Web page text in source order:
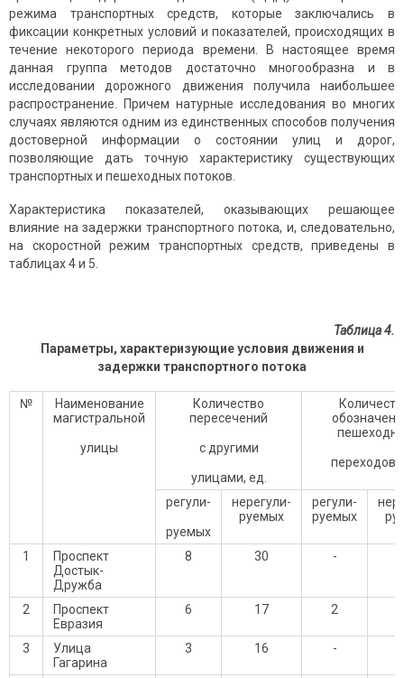
режима транспортных средств, которые заключались в
фиксации конкретных ус­ловий и показателей, происходящих в
тече­ние некоторого периода времени. В настоящее время
данная группа методов достаточно многообразна и в
исследовании дорожного движения получила наибольшее
распространение. Причем натурные исследования во многих
случаях являются одним из единственных способов получе­ния
достоверной информации о состоянии улиц и дорог,
позволяющие дать точную характеристику существующих
транспортных и пешеходных потоков.
Характеристика показателей, оказывающих решающее
влияние на задержки транспортного потока, и, следовательно,
на скоростной режим транспортных средств, приведены в
таблицах 4 и 5.
Таблица 4.
Параметры, характеризующие условия движения и
задержки транспортного потока
№
Наименование
магистральной
улицы
Количество
пересечений
с другими
улицами, ед.
переходов,
регули-
руемых
нерегули-
руемых
регули-
руемых
1
Проспект
Достык-
Дружба
8 30 -
2
Проспект
Евразия
6 17 2
3
Улица
Гагарина
3 16 -